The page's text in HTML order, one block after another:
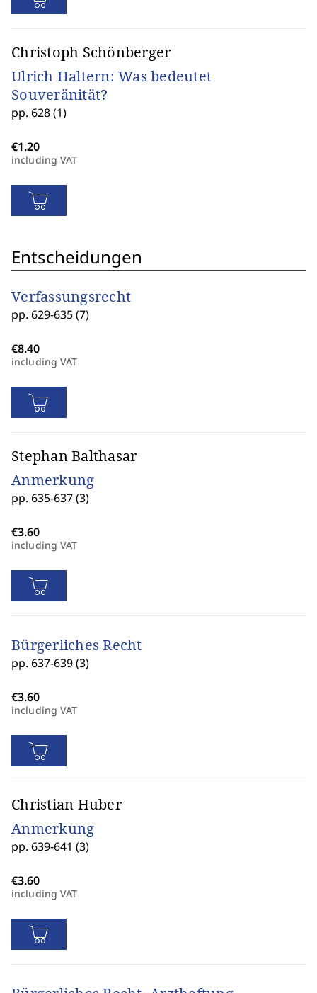
Christoph Schönberger
Ulrich Haltern: Was bedeutet
Souveränität?
pp. 628 (1)
including VAT
Entscheidungen
Verfassungsrecht
pp. 629-635 (7)
including VAT
Stephan Balthasar
Anmerkung
pp. 635-637 (3)
including VAT
Bürgerliches Recht
pp. 637-639 (3)
including VAT
Christian Huber
Anmerkung
pp. 639-641 (3)
including VAT